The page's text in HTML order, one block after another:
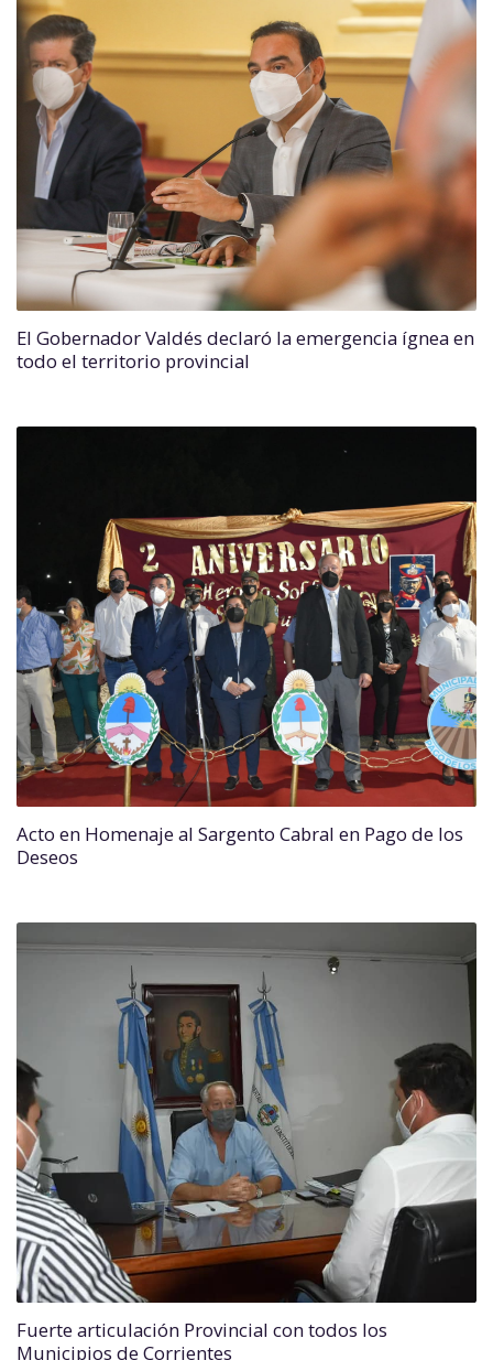
El Gobernador Valdés declaró la emergencia ígnea en
todo el territorio provincial
Acto en Homenaje al Sargento Cabral en Pago de los
Deseos
Fuerte articulación Provincial con todos los
Municipios de Corrientes